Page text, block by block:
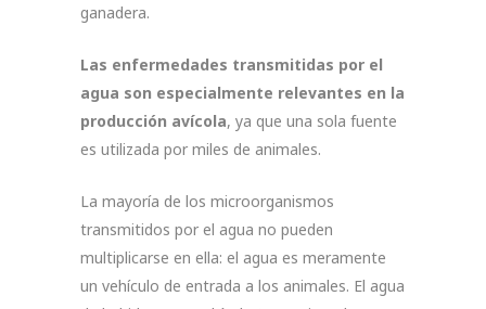
ganadera.
Las enfermedades transmitidas por el
agua son especialmente relevantes en la
producción avícola, ya que una sola fuente
es utilizada por miles de animales.
La mayoría de los microorganismos
transmitidos por el agua no pueden
multiplicarse en ella: el agua es meramente
un vehículo de entrada a los animales. El agua